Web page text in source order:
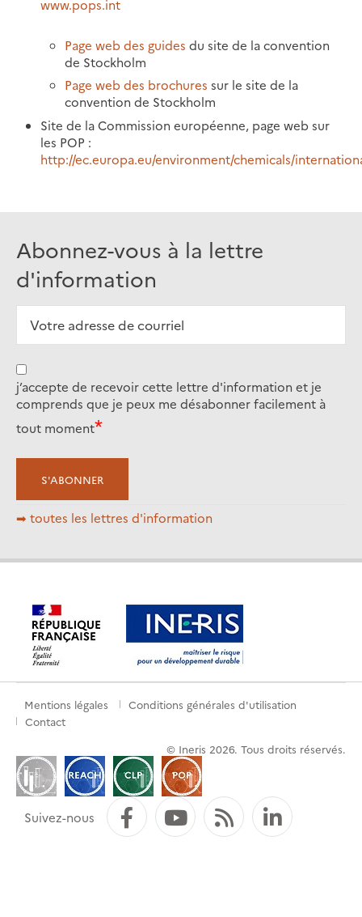
www.pops.int
Page web des guides du site de la convention
de Stockholm
Page web des brochures sur le site de la
convention de Stockholm
Site de la Commission européenne, page web sur
les POP :
http://ec.europa.eu/environment/chemicals/
Abonnez-vous à la lettre
d'information
j’accepte de recevoir cette lettre d'information et je
comprends que je peux me désabonner facilement à
tout moment
➡ toutes les lettres d'information
Pied
page
Mentions légales
Conditions générales d'utilisation
Contact
© Ineris 2026. Tous droits réservés.
Suivez-nous FacebookYouTube
Flux RSS